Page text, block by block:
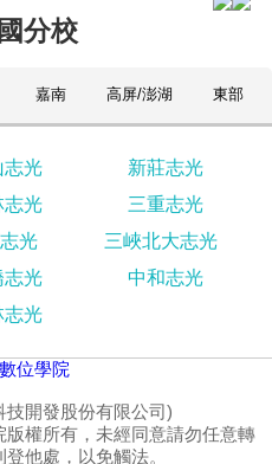
分校
嘉南 高屏/澎湖 東部
志光
新莊志光
志光
三重志光
光
三峽北大志光
志光
中和志光
志光
開發股份有限公司)
權所有，未經同意請勿任意轉
他處，以免觸法。